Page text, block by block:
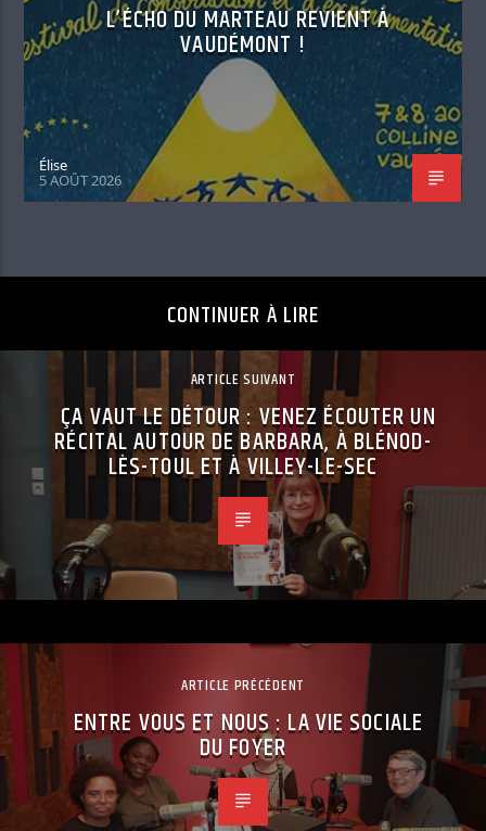
L’ÉCHO DU MARTEAU REVIENT À
VAUDÉMONT !
Élise
5 AOÛT 2026
CONTINUER À LIRE
ARTICLE SUIVANT
ÇA VAUT LE DÉTOUR : VENEZ ÉCOUTER UN
RÉCITAL AUTOUR DE BARBARA, À BLÉNOD-
LÈS-TOUL ET À VILLEY-LE-SEC
ARTICLE PRÉCÉDENT
ENTRE VOUS ET NOUS : LA VIE SOCIALE
DU FOYER